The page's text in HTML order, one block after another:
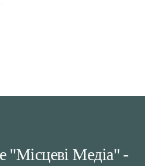
"Місцеві Медіа" -